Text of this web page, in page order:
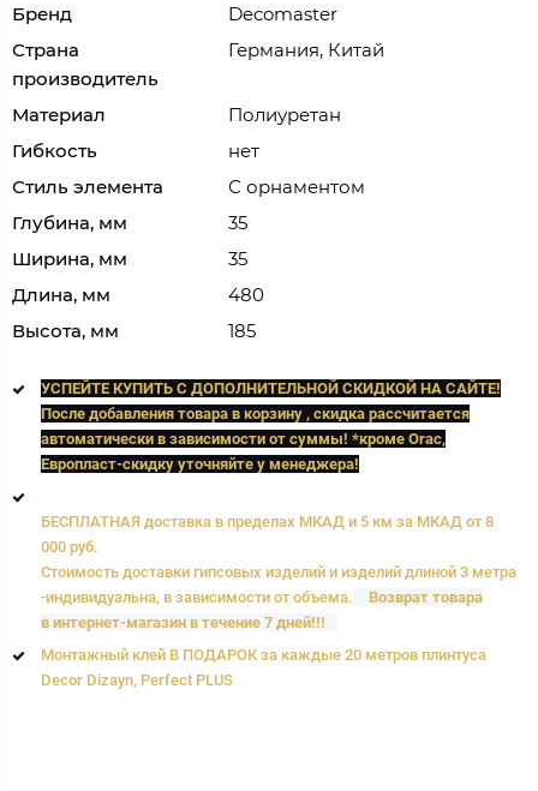
Бренд
Decomaster
Страна
производитель
Германия, Китай
Материал
Полиуретан
Гибкость
нет
Стиль элемента
С орнаментом
Глубина, мм
35
Ширина, мм
35
Длина, мм
480
Высота, мм
185
УСПЕЙТЕ КУПИТЬ C ДОПОЛНИТЕЛЬНОЙ СКИДКОЙ НА САЙТЕ!
После добавления товара в корзину , скидка рассчитается
автоматически в зависимости от суммы! *кроме Orac,
Европласт-скидку уточняйте у менеджера!
БЕСПЛАТНАЯ доставка в пределах МКАД и 5 км за МКАД от 8
000 руб.
Стоимость доставки гипсовых изделий и изделий длиной 3 метра
-индивидуальна, в зависимости от объема.
Возврат товара
в интернет-магазин в течение 7 дней!!!
Монтажный клей В ПОДАРОК за каждые 20 метров плинтуса
Decor Dizayn, Perfect PLUS